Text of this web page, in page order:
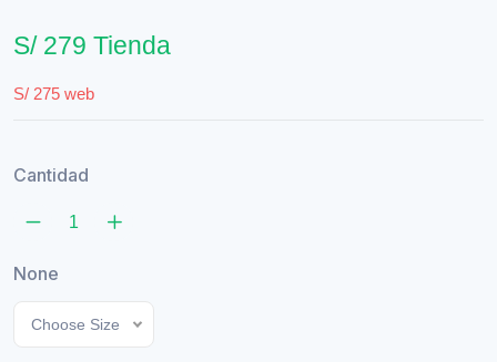
S/ 279 Tienda
S/ 275 web
Cantidad
None
Choose Size